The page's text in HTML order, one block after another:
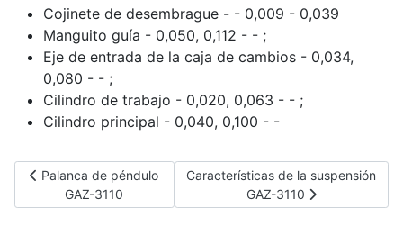
Cojinete de desembrague - - 0,009 - 0,039
Manguito guía - 0,050, 0,112 - - ;
Eje de entrada de la caja de cambios - 0,034,
0,080 - - ;
Cilindro de trabajo - 0,020, 0,063 - - ;
Cilindro principal - 0,040, 0,100 - -
Artículo anterior: Palanca de péndulo GAZ-3110
Palanca de péndulo
GAZ-3110
Artículo siguiente: Características
Características de la suspensión
GAZ-3110